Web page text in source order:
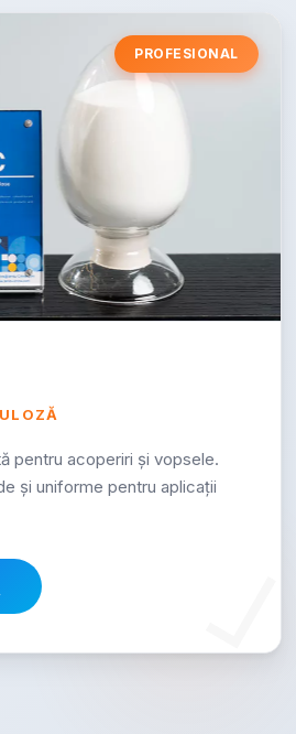
PROFESIONAL
pentru acoperiri și vopsele.
și uniforme pentru aplicații